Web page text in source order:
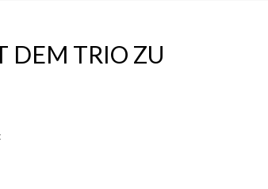
DEM TRIO ZU